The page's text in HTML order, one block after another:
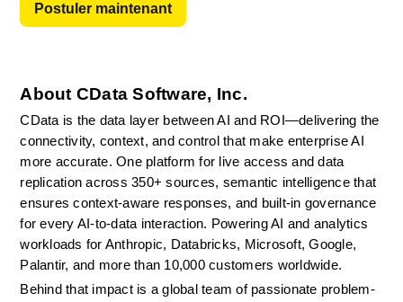
About CData Software, Inc.
CData is the data layer between AI and ROI—delivering the
connectivity, context, and control that make enterprise AI
more accurate. One platform for live access and data
replication across 350+ sources, semantic intelligence that
ensures context-aware responses, and built-in governance
for every AI-to-data interaction. Powering AI and analytics
workloads for Anthropic, Databricks, Microsoft, Google,
Palantir, and more than 10,000 customers worldwide.
Behind that impact is a global team of passionate problem-
Postuler maintenant